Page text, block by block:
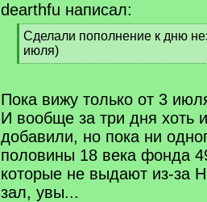
dearthfu написал:
[
q
]
Сделали пополнение к дню
июля)
[
q
]
Пока вижу только от 3
И вообще за три дня хоть
добавили, но пока ни
половины 18 века фонда
которые не выдают из-за
зал, увы...